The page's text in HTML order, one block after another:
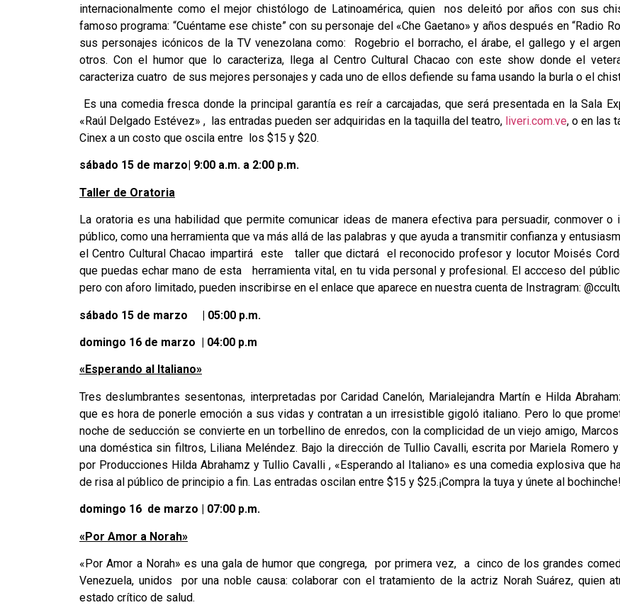
internacionalmente como el mejor chistólogo de Latinoamérica, quien nos deleitó por años con sus
famoso programa: “Cuéntame ese chiste” con su personaje del «Che Gaetano» y años después en “Radio
sus personajes icónicos de la TV venezolana como: Rogebrio el borracho, el árabe, el gallego y el
otros. Con el humor que lo caracteriza, llega al Centro Cultural Chacao con este show donde el
caracteriza cuatro de sus mejores personajes y cada uno de ellos defiende su fama usando la burla o el
Es una comedia fresca donde la principal garantía es reír a carcajadas, que será presentada en la Sala
«Raúl Delgado Estévez» , las entradas pueden ser adquiridas en la taquilla del teatro, liveri.com.ve, o en las
Cinex a un costo que oscila entre los $15 y $20.
sábado 15 de marzo| 9:00 a.m. a 2:00 p.m.
Taller de Oratoria
La oratoria es una habilidad que permite comunicar ideas de manera efectiva para persuadir, conmover o
público, como una herramienta que va más allá de las palabras y que ayuda a transmitir confianza y
el Centro Cultural Chacao impartirá este taller que dictará el reconocido profesor y locutor Moisés
que puedas echar mano de esta herramienta vital, en tu vida personal y profesional. El accceso del
pero con aforo limitado, pueden inscribirse en el enlace que aparece en nuestra cuenta de Instragram:
sábado 15 de marzo | 05:00 p.m.
domingo 16 de marzo | 04:00 p.m
«Esperando al Italiano»
Tres deslumbrantes sesentonas, interpretadas por Caridad Canelón, Marialejandra Martín e Hilda
que es hora de ponerle emoción a sus vidas y contratan a un irresistible gigoló italiano. Pero lo que
noche de seducción se convierte en un torbellino de enredos, con la complicidad de un viejo amigo,
una doméstica sin filtros, Liliana Meléndez. Bajo la dirección de Tullio Cavalli, escrita por Mariela Romero
por Producciones Hilda Abrahamz y Tullio Cavalli , «Esperando al Italiano» es una comedia explosiva que
de risa al público de principio a fin. Las entradas oscilan entre $15 y $25.¡Compra la tuya y únete al
domingo 16 de marzo | 07:00 p.m.
«Por Amor a Norah»
«Por Amor a Norah» es una gala de humor que congrega, por primera vez, a cinco de los grandes
Venezuela, unidos por una noble causa: colaborar con el tratamiento de la actriz Norah Suárez, quien
estado crítico de salud.